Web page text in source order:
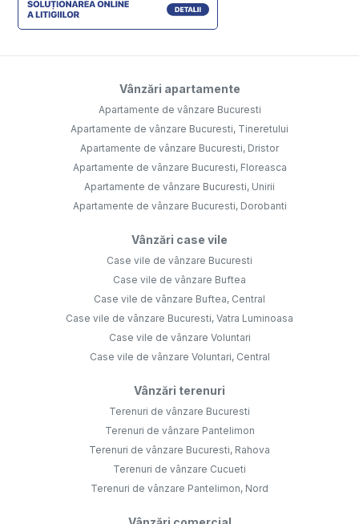
Vânzări apartamente
Apartamente de vânzare Bucuresti
Apartamente de vânzare Bucuresti, Tineretului
Apartamente de vânzare Bucuresti, Dristor
Apartamente de vânzare Bucuresti, Floreasca
Apartamente de vânzare Bucuresti, Unirii
Apartamente de vânzare Bucuresti, Dorobanti
Vânzări case vile
Case vile de vânzare Bucuresti
Case vile de vânzare Buftea
Case vile de vânzare Buftea, Central
Case vile de vânzare Bucuresti, Vatra Luminoasa
Case vile de vânzare Voluntari
Case vile de vânzare Voluntari, Central
Vânzări terenuri
Terenuri de vânzare Bucuresti
Terenuri de vânzare Pantelimon
Terenuri de vânzare Bucuresti, Rahova
Terenuri de vânzare Cucueti
Terenuri de vânzare Pantelimon, Nord